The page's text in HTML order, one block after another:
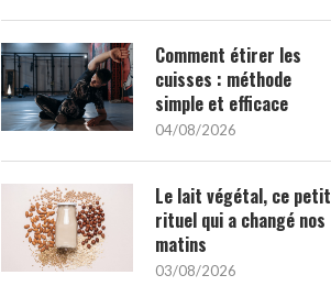
Comment étirer les
cuisses : méthode
simple et efficace
04/08/2026
Le lait végétal, ce petit
rituel qui a changé nos
matins
03/08/2026